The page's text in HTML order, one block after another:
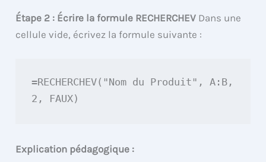
Étape 2 : Écrire la formule RECHERCHEV Dans une
cellule vide, écrivez la formule suivante :
=RECHERCHEV("Nom du Produit", A:B,
2, FAUX)
Explication pédagogique :